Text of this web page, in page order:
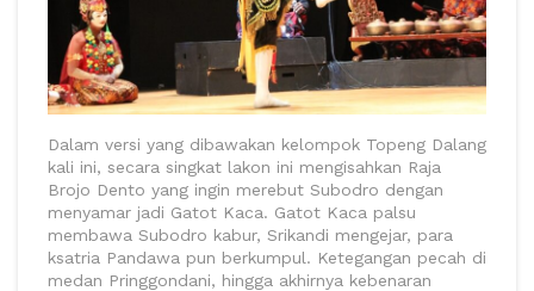
Dalam versi yang dibawakan kelompok Topeng Dalang
kali ini, secara singkat lakon ini mengisahkan Raja
Brojo Dento yang ingin merebut Subodro dengan
menyamar jadi Gatot Kaca. Gatot Kaca palsu
membawa Subodro kabur, Srikandi mengejar, para
ksatria Pandawa pun berkumpul. Ketegangan pecah di
medan Pringgondani, hingga akhirnya kebenaran